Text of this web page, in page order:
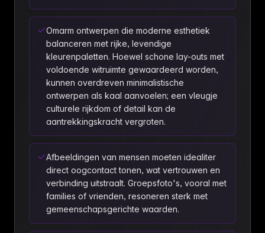
Omarm ontwerpen die moderne esthetiek
balanceren met rijke, levendige
kleurenpaletten. Hoewel schone lay-outs met
voldoende witruimte gewaardeerd worden,
kunnen overdreven minimalistische
ontwerpen als kaal aanvoelen; een vleugje
culturele rijkdom of detail kan de
aantrekkingskracht vergroten.
Afbeeldingen van mensen moeten idealiter
direct oogcontact tonen, wat vertrouwen en
verbinding uitstraalt. Groepsfoto's, vooral met
families of vrienden, resoneren sterk met
gemeenschapsgerichte waarden.